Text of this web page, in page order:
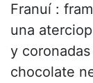
Franuí :
una
y
chocolate